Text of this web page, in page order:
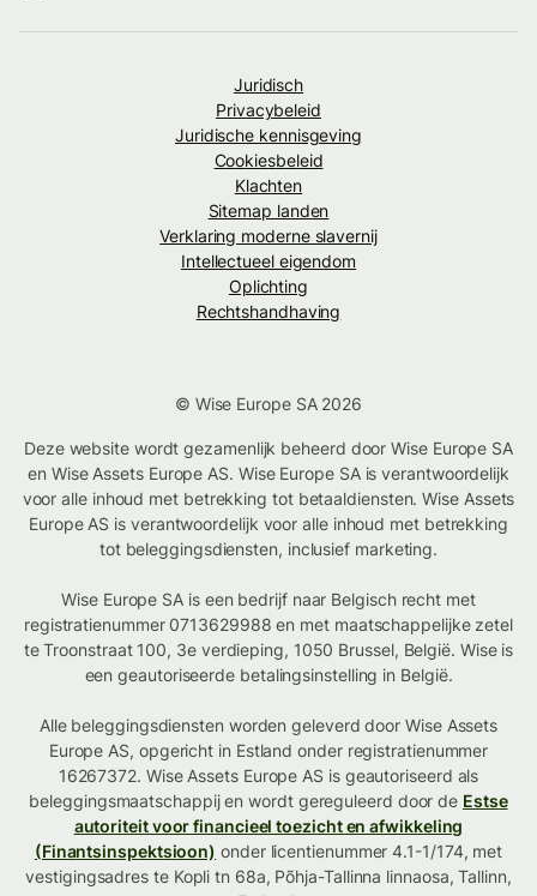
Juridisch
Privacybeleid
Juridische kennisgeving
Cookiesbeleid
Klachten
Sitemap landen
Verklaring moderne slavernij
Intellectueel eigendom
Oplichting
Rechtshandhaving
© Wise Europe SA 2026
Deze website wordt gezamenlijk beheerd door Wise Europe SA
en Wise Assets Europe AS. Wise Europe SA is verantwoordelijk
voor alle inhoud met betrekking tot betaaldiensten. Wise Assets
Europe AS is verantwoordelijk voor alle inhoud met betrekking
tot beleggingsdiensten, inclusief marketing.
Wise Europe SA is een bedrijf naar Belgisch recht met
registratienummer 0713629988 en met maatschappelijke zetel
te Troonstraat 100, 3e verdieping, 1050 Brussel, België. Wise is
een geautoriseerde betalingsinstelling in België.
Alle beleggingsdiensten worden geleverd door Wise Assets
Europe AS, opgericht in Estland onder registratienummer
16267372. Wise Assets Europe AS is geautoriseerd als
beleggingsmaatschappij en wordt gereguleerd door de Estse
autoriteit voor financieel toezicht en afwikkeling
(Finantsinspektsioon) onder licentienummer 4.1-1/174, met
vestigingsadres te Kopli tn 68a, Põhja-Tallinna linnaosa, Tallinn,